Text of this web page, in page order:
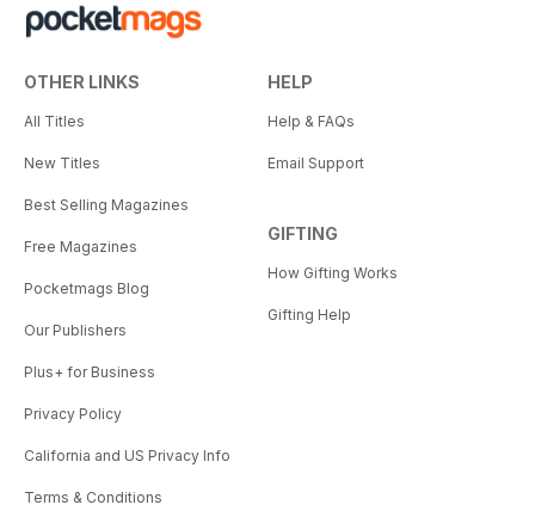
OTHER LINKS
All Titles
New Titles
Best Selling Magazines
Free Magazines
Pocketmags Blog
Our Publishers
Plus+ for Business
Privacy Policy
California and US Privacy Info
Terms & Conditions
HELP
Help & FAQs
Email Support
GIFTING
How Gifting Works
Gifting Help